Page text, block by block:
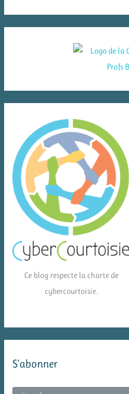
Ce blog respecte la charte de
cybercourtoisie.
S’abonner